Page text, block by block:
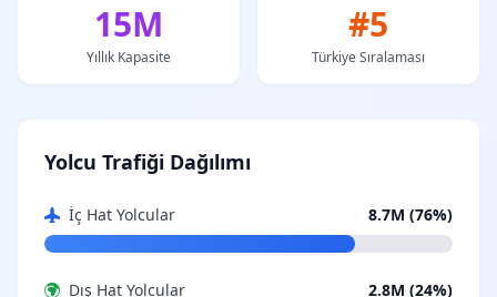
15M
Yıllık Kapasite
#5
Türkiye Sıralaması
Yolcu Trafiği Dağılımı
İç Hat Yolcular 8.7M (76%)
Dış Hat Yolcular 2.8M (24%)